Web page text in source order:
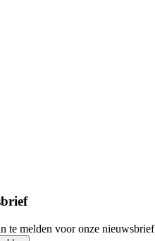
te melden voor onze nieuwsbrief